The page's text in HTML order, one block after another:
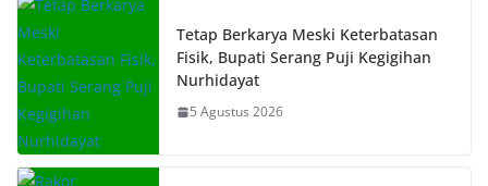
Tetap Berkarya Meski Keterbatasan
Fisik, Bupati Serang Puji Kegigihan
Nurhidayat
5 Agustus 2026